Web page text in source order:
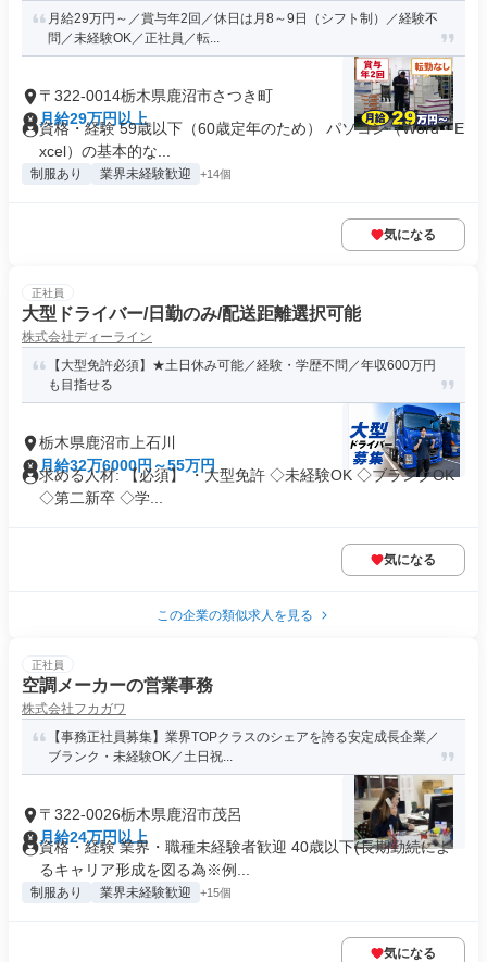
月給29万円～／賞与年2回／休日は月8～9日（シフト制）／経験不
問／未経験OK／正社員／転...
〒322-0014栃木県鹿沼市さつき町
月給29万円以上
資格・経験 59歳以下（60歳定年のため） パソコン（Word・E
xcel）の基本的な...
制服あり 業界未経験歓迎 +14個
気になる
正社員
大型ドライバー/日勤のみ/配送距離選択可能
株式会社ディーライン
【大型免許必須】★土日休み可能／経験・学歴不問／年収600万円
も目指せる
栃木県鹿沼市上石川
月給32万6000円～55万円
求める人材: 【必須】 ・大型免許 ◇未経験OK ◇ブランクOK
◇第二新卒 ◇学...
気になる
この企業の類似求人を見る
正社員
空調メーカーの営業事務
株式会社フカガワ
【事務正社員募集】業界TOPクラスのシェアを誇る安定成長企業／
ブランク・未経験OK／土日祝...
〒322-0026栃木県鹿沼市茂呂
月給24万円以上
資格・経験 業界・職種未経験者歓迎 40歳以下(長期勤続によ
るキャリア形成を図る為※例...
制服あり 業界未経験歓迎 +15個
気になる